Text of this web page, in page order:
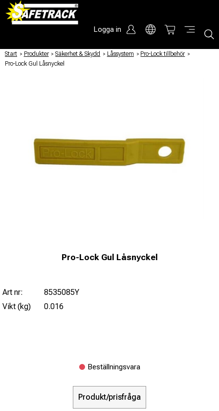
Logga in
Start / Produkter / Säkerhet & Skydd / Låssystem / Pro-Lock tillbehör /
Pro-Lock Gul Låsnyckel
Pro-Lock Gul Låsnyckel
Art nr:
8535085Y
Vikt (kg)
0.016
Beställningsvara
Produkt/prisfråga